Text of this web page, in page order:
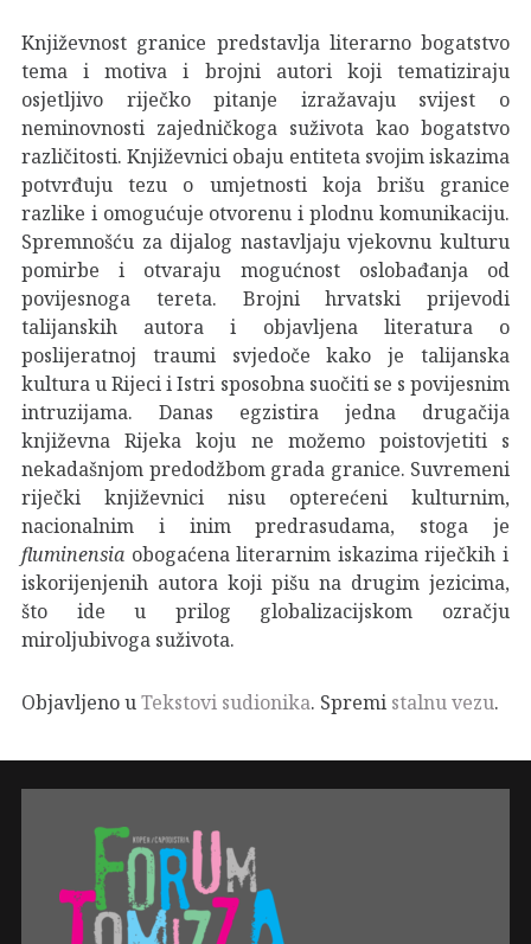
Književnost granice predstavlja literarno bogatstvo
tema i motiva i brojni autori koji tematiziraju
osjetljivo riječko pitanje izražavaju svijest o
neminovnosti zajedničkoga suživota kao bogatstvo
različitosti. Književnici obaju entiteta svojim iskazima
potvrđuju tezu o umjetnosti koja brišu granice
razlike i omogućuje otvorenu i plodnu komunikaciju.
Spremnošću za dijalog nastavljaju vjekovnu kulturu
pomirbe i otvaraju mogućnost oslobađanja od
povijesnoga tereta. Brojni hrvatski prijevodi
talijanskih autora i objavljena literatura o
poslijeratnoj traumi svjedoče kako je talijanska
kultura u Rijeci i Istri sposobna suočiti se s povijesnim
intruzijama. Danas egzistira jedna drugačija
književna Rijeka koju ne možemo poistovjetiti s
nekadašnjom predodžbom grada granice. Suvremeni
riječki književnici nisu opterećeni kulturnim,
nacionalnim i inim predrasudama, stoga je
fluminensia obogaćena literarnim iskazima riječkih i
iskorijenjenih autora koji pišu na drugim jezicima,
što ide u prilog globalizacijskom ozračju
miroljubivoga suživota.
Objavljeno uTekstovi sudionika. Spremi stalnu vezu.